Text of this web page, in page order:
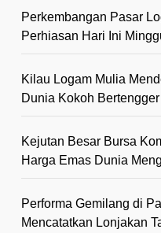
Perkembangan Pasar
Perhiasan Hari Ini
Kilau Logam Mulia
Dunia Kokoh
Kejutan Besar Bursa
Harga Emas Dunia
Performa Gemilang di
Mencatatkan Lonjakan